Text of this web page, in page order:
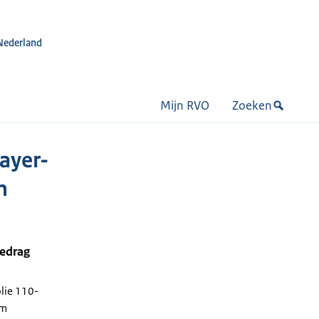
Mijn RVO Zoeken
110-